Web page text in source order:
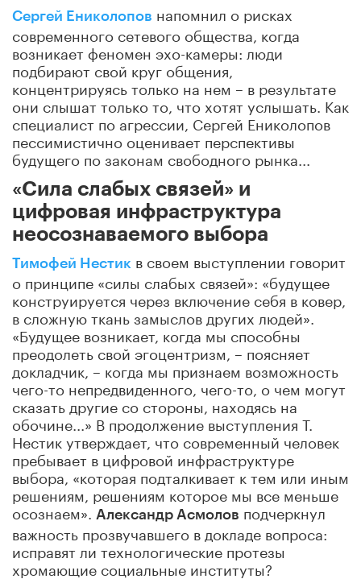
Сергей Ениколопов напомнил о рисках
современного сетевого общества, когда
возникает феномен эхо-камеры: люди
подбирают свой круг общения,
концентрируясь только на нем – в результате
они слышат только то, что хотят услышать. Как
специалист по агрессии, Сергей Ениколопов
пессимистично оценивает перспективы
будущего по законам свободного рынка...
«Сила слабых связей» и
цифровая инфраструктура
неосознаваемого выбора
Тимофей Нестик в своем выступлении говорит
о принципе «силы слабых связей»: «будущее
конструируется через включение себя в ковер,
в сложную ткань замыслов других людей».
«Будущее возникает, когда мы способны
преодолеть свой эгоцентризм, – поясняет
докладчик, – когда мы признаем возможность
чего-то непредвиденного, чего-то, о чем могут
сказать другие со стороны, находясь на
обочине...» В продолжение выступления Т.
Нестик утверждает, что современный человек
пребывает в цифровой инфраструктуре
выбора, «которая подталкивает к тем или иным
решениям, решениям которое мы все меньше
осознаем».Александр Асмолов подчеркнул
важность прозвучавшего в докладе вопроса:
исправят ли технологические протезы
хромающие социальные институты?